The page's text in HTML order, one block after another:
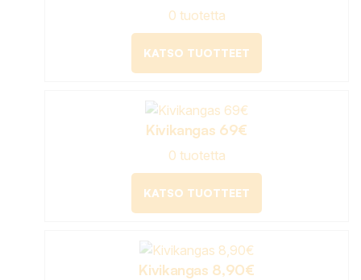
0 tuotetta
KATSO TUOTTEET
Kivikangas 69€
0 tuotetta
KATSO TUOTTEET
Kivikangas 8,90€